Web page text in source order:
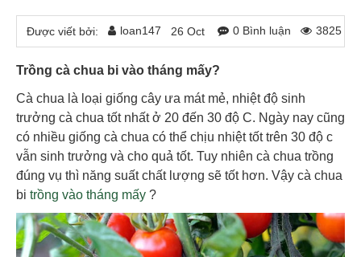
Được viết bởi: loan147 26 Oct 0 Bình luận 3825
Trồng cà chua bi vào tháng mấy?
Cà chua là loại giống cây ưa mát mẻ, nhiệt độ sinh
trưởng cà chua tốt nhất ở 20 đến 30 độ C. Ngày nay cũng
có nhiều giống cà chua có thể chịu nhiệt tốt trên 30 độ c
vẫn sinh trưởng và cho quả tốt. Tuy nhiên cà chua trồng
đúng vụ thì năng suất chất lượng sẽ tốt hơn. Vậy cà chua
bi trồng vào tháng mấy ?